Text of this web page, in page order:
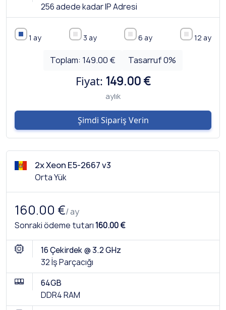
256 adede kadar IP Adresi
1 ay 3 ay 6 ay 12 ay
Toplam: 149.00 € Tasarruf0%
Fiyat: 149.00 €
aylık
Şimdi Sipariş Verin
2x Xeon E5-2667 v3
Orta Yük
160.00 €/ ay
Sonraki ödeme tutarı160.00 €
16 Çekirdek @ 3.2 GHz
32 İş Parçacığı
64GB
DDR4 RAM